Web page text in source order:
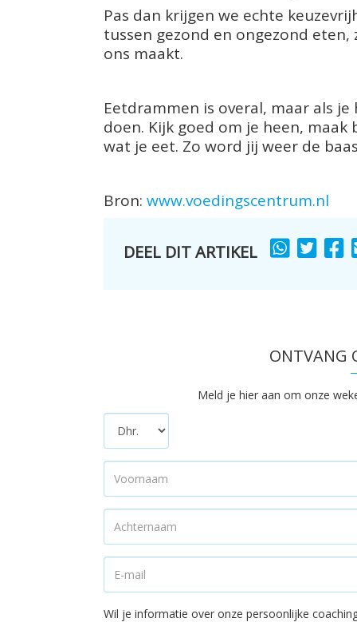
Pas dan krijgen we echte
tussen gezond en ongezond
ons maakt.
Eetdrammen is overal, maar als
doen. Kijk goed om je heen,
wat je eet. Zo word jij weer de
Bron: www.voedingscentrum.nl
DEEL DIT ARTIKEL SHARE SHARE
ONTVANG
Meld je hier aan om onze
Wil je informatie over onze persoonlijke